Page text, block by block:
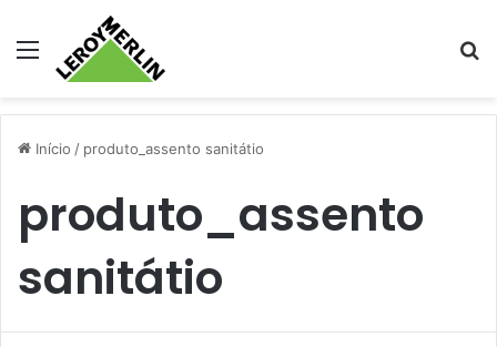
Menu
Início / produto_assento sanitátio
produto_assento
sanitátio